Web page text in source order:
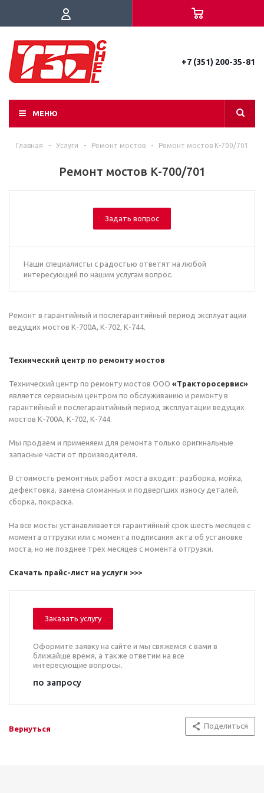
+7 (351) 200-35-81
МЕНЮ
Главная - Услуги - Ремонт мостов - Ремонт мостов К-700/701
Ремонт мостов К-700/701
Задать вопрос
Наши специалисты с радостью ответят на любой
интересующий по нашим услугам вопрос.
Ремонт в гарантийный и послегарантийный период эксплуатации
ведущих мостов К-700А, К-702, К-744.
Технический центр по ремонту мостов
Технический центр по ремонту мостов ООО «Тракторосервис»
является сервисным центром по обслуживанию и ремонту в
гарантийный и послегарантийный период эксплуатации ведущих
мостов К-700А, К-702, К-744.
Мы продаем и применяем для ремонта только оригинальные
запасные части от производителя.
В стоимость ремонтных работ моста входит: разборка, мойка,
дефектовка, замена сломанных и подвергших износу деталей,
сборка, покраска.
На все мосты устанавливается гарантийный срок шесть месяцев с
момента отгрузки или с момента подписания акта об установке
моста, но не позднее трех месяцев с момента отгрузки.
Скачать прайс-лист на услуги >>>
Заказать услугу
Оформите заявку на сайте и мы свяжемся с вами в
ближайше время, а также ответим на все
интересующие вопросы.
по запросу
Вернуться Поделиться